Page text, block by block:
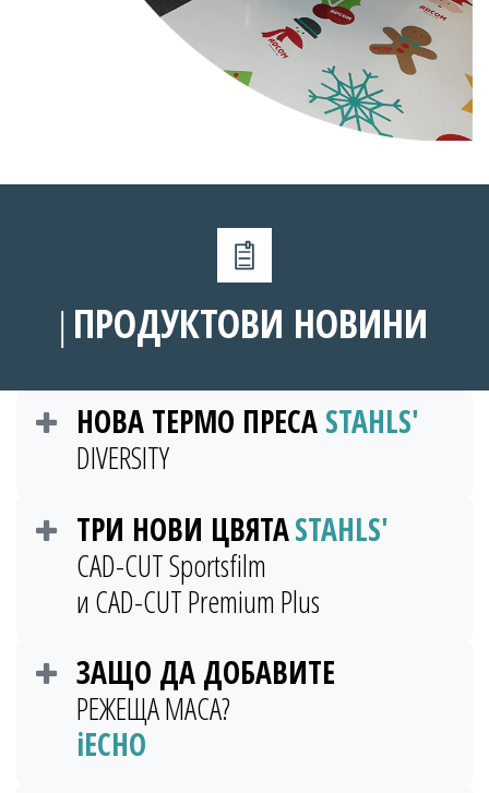
ПРОДУКТОВИ НОВИНИ
НОВА ТЕРМО ПРЕСА STAHLS'
DIVERSITY
ТРИ НОВИ ЦВЯТАSTAHLS'
CAD-CUT Sportsfilm
и CAD-CUT Premium Plus
ЗАЩО ДА ДОБАВИТЕ
РЕЖЕЩА МАСА?
iECHO